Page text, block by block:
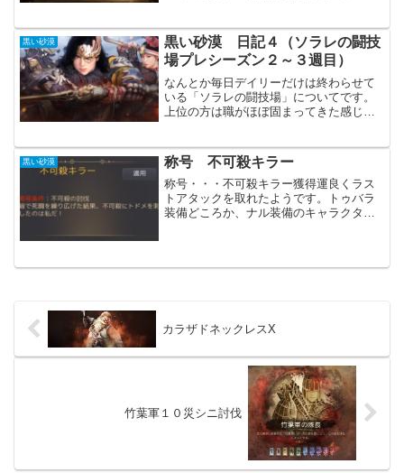
合取引所に登録できません２個目の
「剛：夜明...
黒い砂漠
黒い砂漠 日記４（ソラレの闘技
場プレシーズン２～３週目）
なんとか毎日デイリーだけは終わらせて
いる「ソラレの闘技場」についてです。
上位の方は職がほぼ固まってきた感じで
大きく反映されていると思います。装備
差の無いPVPで職の差は...
黒い砂漠 称号 不可殺キラー
称号・・・不可殺キラー獲得運良くラス
トアタックを取れたようです。トゥバラ
装備どころか、ナル装備のキャラクター
カラザドネックレスX
竹葉軍１０災シニ討伐